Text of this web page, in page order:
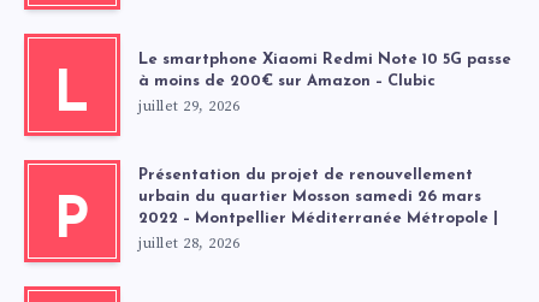
L
Le smartphone Xiaomi Redmi Note 10 5G passe
à moins de 200€ sur Amazon – Clubic
juillet 29, 2026
P
Présentation du projet de renouvellement
urbain du quartier Mosson samedi 26 mars
2022 – Montpellier Méditerranée Métropole |
juillet 28, 2026